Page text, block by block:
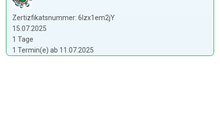
Zertizfikatsnummer: 6Izx1em2jY
15.07.2025
1 Tage
1 Termin(e) ab 11.07.2025